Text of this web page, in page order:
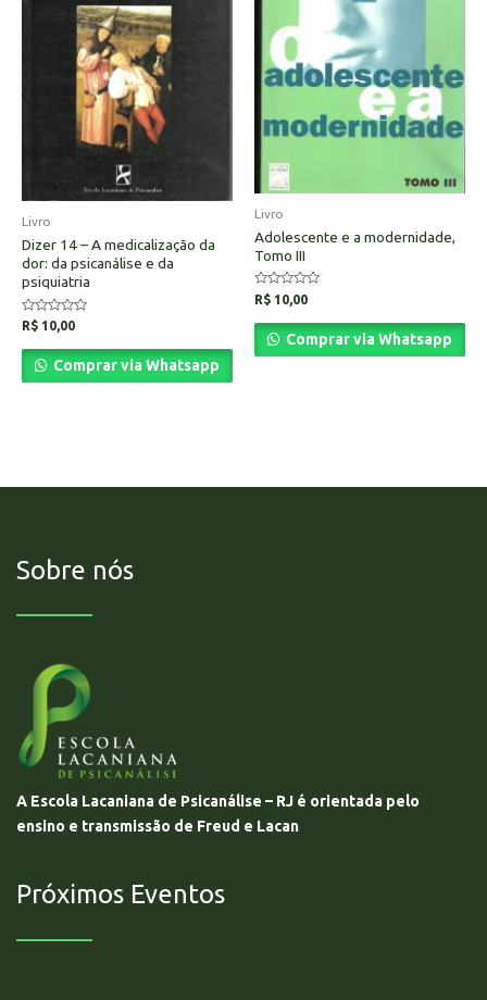
Livro
Dizer 14 – A medicalização da
dor: da psicanálise e da
psiquiatria
Avaliação
de
R$ 10,00
Comprar via Whatsapp
Livro
Adolescente e a modernidade,
Tomo III
Avaliação
0
de
R$ 10,00
Comprar via Whatsapp
Sobre nós
A Escola Lacaniana de Psicanálise – RJ é orientada pelo
ensino e transmissão de Freud e Lacan
Próximos Eventos